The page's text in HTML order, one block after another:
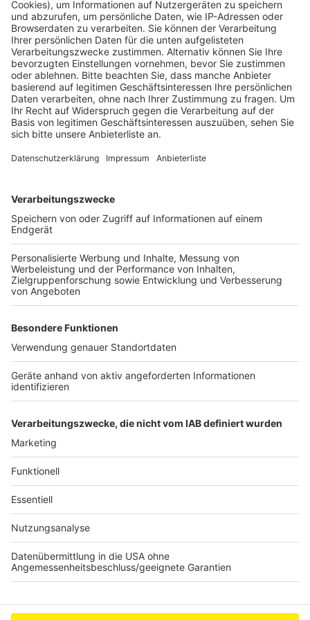
Veröffentlicht:Dienstag, 13.08.2024 15:05
Anzeige
Weltkriegsbombe in Kölner Stadtteil Porz-
Westhoven gefunden
Nach Angaben der Stadt handelte es sich dabei um
eine amerikanische 20-Zentner-Bombe. So eine
schwere Bombe war in Köln zuletzt 2015 in Mülheim
Gefahrenbereich in einem Radius von 1000 Metern
abgesperrt und evakuiert werden. Rund 7.000
Anwohner wurden in Sicherheit gebracht, auch die
sind betroffen.
Anzeige
Anzeige
Anzeige